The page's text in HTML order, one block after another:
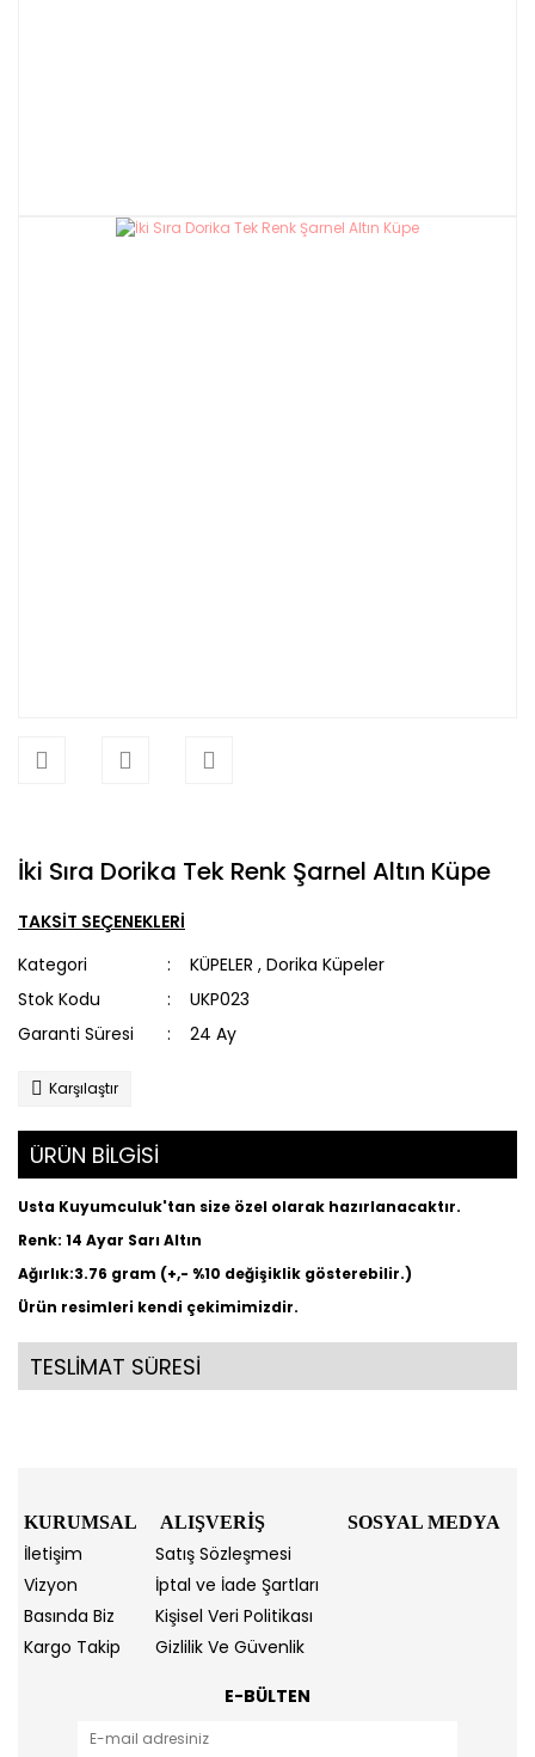
İki Sıra Dorika Tek Renk Şarnel Altın Küpe
TAKSİT SEÇENEKLERİ
Kategori
KÜPELER ,Dorika Küpeler
Stok Kodu
UKP023
Garanti Süresi
24 Ay
Karşılaştır
ÜRÜN BİLGİSİ
Usta Kuyumculuk'tan size özel olarak hazırlanacaktır.
Renk: 14 Ayar Sarı Altın
Ağırlık:3.76 gram (+,- %10 değişiklik gösterebilir.)
Ürün resimleri kendi çekimimizdir.
TESLİMAT SÜRESİ
KURUMSAL ALIŞVERİŞ SOSYAL MEDYA
İletişim
Satış Sözleşmesi
Vizyon
İptal ve İade Şartları
Basında Biz
Kişisel Veri Politikası
Kargo Takip
Gizlilik Ve Güvenlik
E-BÜLTEN